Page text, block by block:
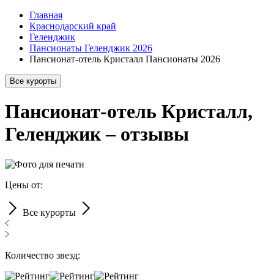
Главная
Краснодарский край
Геленджик
Пансионаты Геленджик 2026
Пансионат-отель Кристалл Пансионаты 2026
Все курорты
Пансионат-отель Кристалл,
Геленджик – отзывы
Цены от:
Все курорты
Количество звезд: